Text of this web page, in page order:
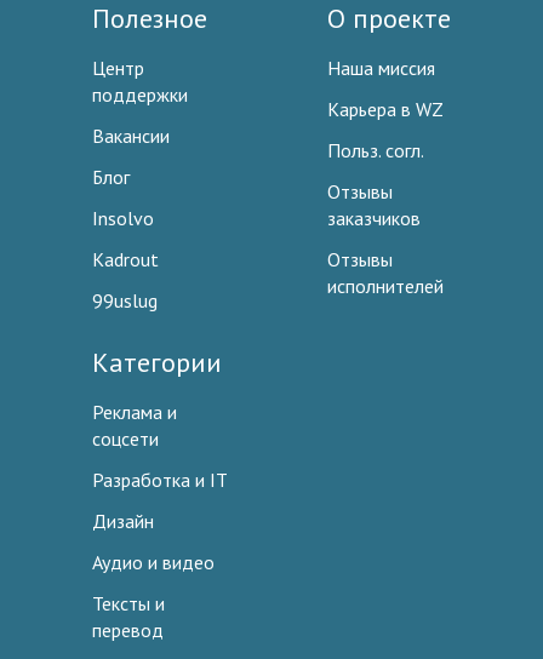
Полезное
Центр
поддержки
Вакансии
Блог
Insolvo
Kadrout
99uslug
О проекте
Наша миссия
Карьера в WZ
Польз. согл.
Отзывы
заказчиков
Отзывы
исполнителей
Категории
Реклама и
соцсети
Разработка и IT
Дизайн
Аудио и видео
Тексты и
перевод